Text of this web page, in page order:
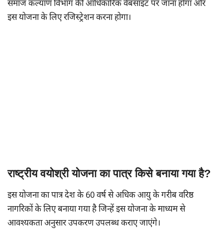
समाज कल्याण विभाग की आधिकारिक वेबसाइट पर जाना होगा और
इस योजना के लिए रजिस्ट्रेशन करना होगा।
राष्ट्रीय वयोश्री योजना का पात्र किसे बनाया गया है?
इस योजना का पात्र देश के 60 वर्ष से अधिक आयु के गरीब वरिष्ठ
नागरिकों के लिए बनाया गया है जिन्हें इस योजना के माध्यम से
आवश्यकता अनुसार उपकरण उपलब्ध कराए जाएंगे।